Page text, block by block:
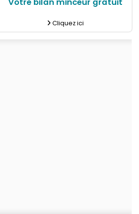
Cliquez ici